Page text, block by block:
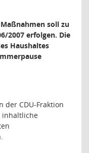
soll zu
2007 erfolgen. Die
Haushaltes
der CDU-Fraktion
inhaltliche